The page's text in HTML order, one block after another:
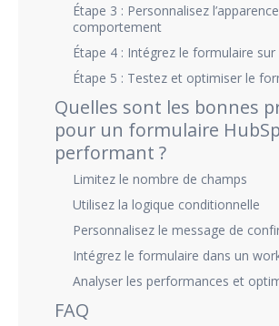
Étape 3 : Personnalisez
comportement
Étape 4 : Intégrez le formulaire
Étape 5 : Testez et optimiser le
Quelles sont les bonnes
pour un formulaire
performant ?
Limitez le nombre de champs
Utilisez la logique conditionnelle
Personnalisez le message de
Intégrez le formulaire dans un
Analyser les performances et
FAQ